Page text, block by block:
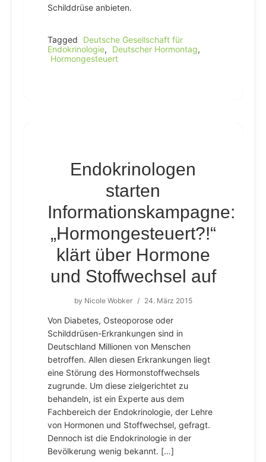
Schilddrüse anbieten.
Tagged
Deutsche Gesellschaft für
Endokrinologie, Deutscher Hormontag,
Hormongesteuert
Endokrinologen
starten
Informationskampagne:
„Hormongesteuert?!“
klärt über Hormone
und Stoffwechsel auf
by Nicole Wobker / 24. März 2015
Von Diabetes, Osteoporose oder
Schilddrüsen-Erkrankungen sind in
Deutschland Millionen von Menschen
betroffen. Allen diesen Erkrankungen liegt
eine Störung des Hormonstoffwechsels
zugrunde. Um diese zielgerichtet zu
behandeln, ist ein Experte aus dem
Fachbereich der Endokrinologie, der Lehre
von Hormonen und Stoffwechsel, gefragt.
Dennoch ist die Endokrinologie in der
Bevölkerung wenig bekannt. […]